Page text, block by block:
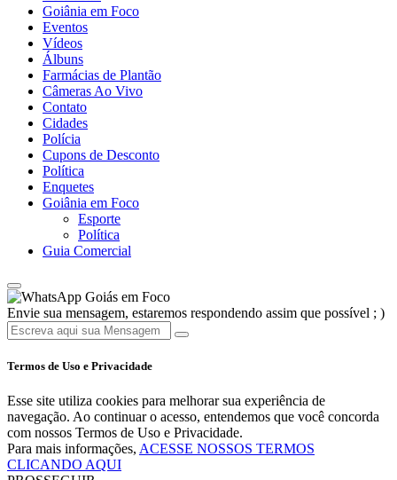
Goiânia em Foco
Eventos
Vídeos
Álbuns
Farmácias de Plantão
Câmeras Ao Vivo
Contato
Cidades
Polícia
Cupons de Desconto
Política
Enquetes
Goiânia em Foco
Esporte
Política
Guia Comercial
Goiás em Foco
Envie sua mensagem, estaremos respondendo assim que possível ; )
Termos de Uso e Privacidade
Esse site utiliza cookies para melhorar sua experiência de
navegação. Ao continuar o acesso, entendemos que você concorda
com nossos Termos de Uso e Privacidade.
Para mais informações, ACESSE NOSSOS TERMOS
CLICANDO AQUI